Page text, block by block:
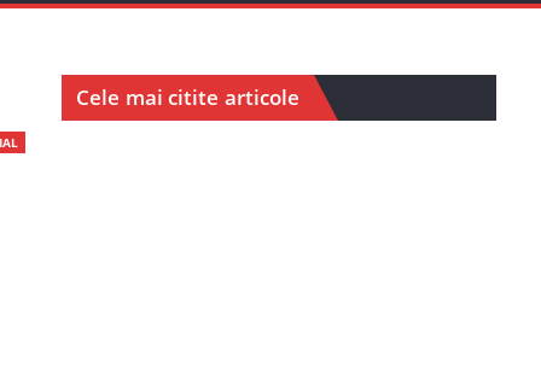
Cele mai citite articole